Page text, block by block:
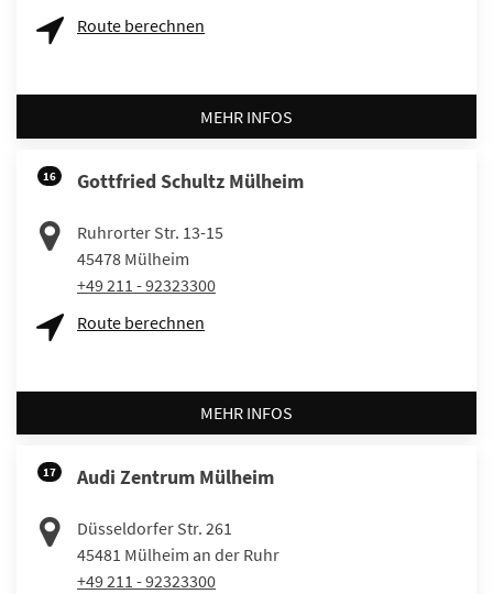
Route berechnen
MEHR INFOS
16 Gottfried Schultz Mülheim
Ruhrorter Str. 13-15
45478 Mülheim
+49 211 - 92323300
Route berechnen
MEHR INFOS
17 Audi Zentrum Mülheim
Düsseldorfer Str. 261
45481 Mülheim an der Ruhr
+49 211 - 92323300